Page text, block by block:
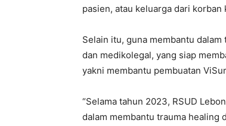
pasien, atau keluarga dari
Selain itu, guna membantu
dan medikolegal, yang siap
yakni membantu pembuatan
“Selama tahun 2023, RSUD
dalam membantu trauma healing